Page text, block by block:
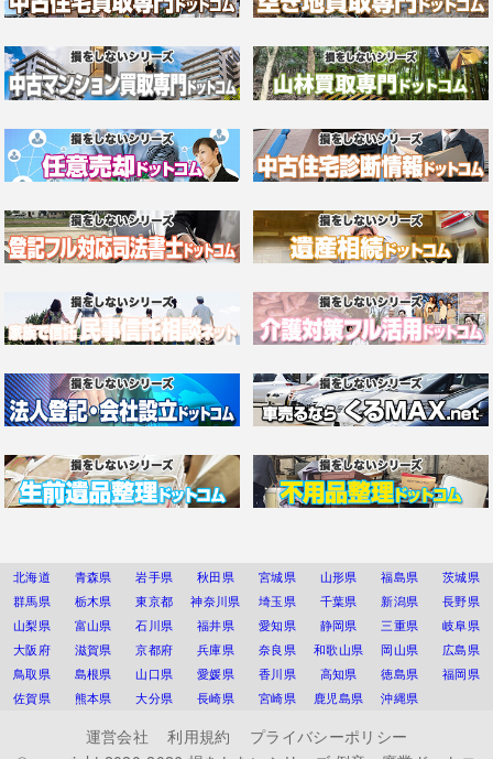
北海道 青森県 岩手県 秋田県 宮城県 山形県 福島県
茨城県
群馬県
栃木県 東京都 神奈川県 埼玉県 千葉県 新潟県
長野県
山梨県
富山県 石川県 福井県 愛知県 静岡県 三重県
岐阜県
大阪府
滋賀県 京都府 兵庫県 奈良県 和歌山県 岡山県
広島県
鳥取県
島根県 山口県 愛媛県 香川県 高知県 徳島県
福岡県
佐賀県
熊本県 大分県 長崎県 宮崎県 鹿児島県 沖縄県
運営会社 利用規約
プライバシーポリシー